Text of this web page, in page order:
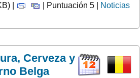
| | Puntuación 5 |
Noticias
Cerveza y
Belga